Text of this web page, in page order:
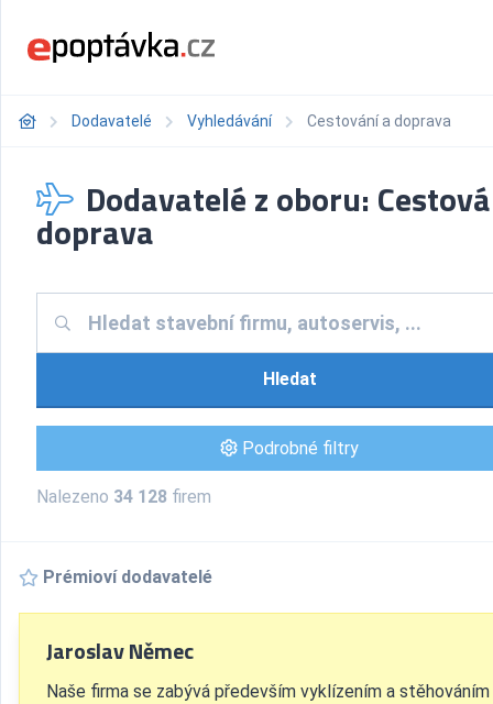
Dodavatelé Vyhledávání Cestování a doprava
Dodavatelé z oboru:
doprava
Hledat
Podrobné filtry
Nalezeno 34 128 firem
Prémioví dodavatelé
Jaroslav Němec
Naše firma se zabývá především vyklízením a stěhováním